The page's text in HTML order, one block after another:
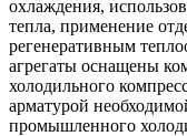
охлаждения,
тепла, применение
регенеративным
агрегаты оснащены
холодильного
арматурой
промышленного